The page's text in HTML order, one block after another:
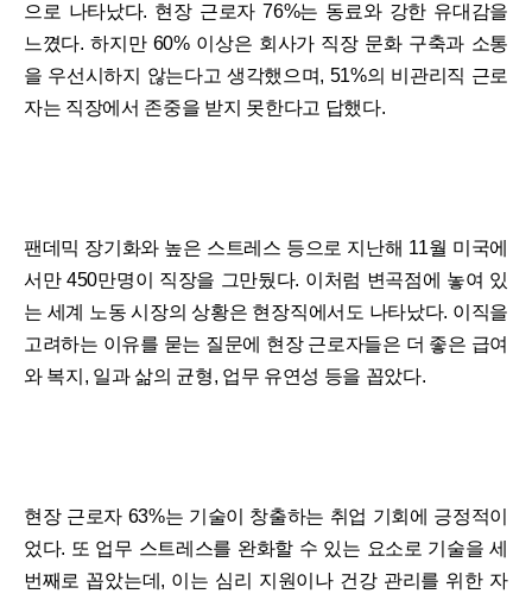
으로 나타났다. 현장 근로자 76%는 동료와 강한 유대감을
느꼈다. 하지만 60% 이상은 회사가 직장 문화 구축과 소통
을 우선시하지 않는다고 생각했으며, 51%의 비관리직 근로
자는 직장에서 존중을 받지 못한다고 답했다.
팬데믹 장기화와 높은 스트레스 등으로 지난해 11월 미국에
서만 450만명이 직장을 그만뒀다. 이처럼 변곡점에 놓여 있
는 세계 노동 시장의 상황은 현장직에서도 나타났다. 이직을
고려하는 이유를 묻는 질문에 현장 근로자들은 더 좋은 급여
와 복지, 일과 삶의 균형, 업무 유연성 등을 꼽았다.
현장 근로자 63%는 기술이 창출하는 취업 기회에 긍정적이
었다. 또 업무 스트레스를 완화할 수 있는 요소로 기술을 세
번째로 꼽았는데, 이는 심리 지원이나 건강 관리를 위한 자